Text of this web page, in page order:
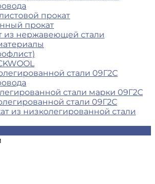
прокат
прокат
из нержавеющей стали
стали 09Г2С
стали марки 09Г2С
стали 09Г2С
из низколегированной стали